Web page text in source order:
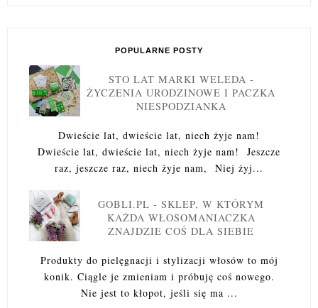
POPULARNE POSTY
STO LAT MARKI WELEDA -
ŻYCZENIA URODZINOWE I PACZKA
NIESPODZIANKA
Dwieście lat, dwieście lat, niech żyje nam!
Dwieście lat, dwieście lat, niech żyje nam! Jeszcze
raz, jeszcze raz, niech żyje nam, Niej żyj...
GOBLI.PL - SKLEP, W KTÓRYM
KAŻDA WŁOSOMANIACZKA
ZNAJDZIE COŚ DLA SIEBIE
Produkty do pielęgnacji i stylizacji włosów to mój
konik. Ciągle je zmieniam i próbuję coś nowego.
Nie jest to kłopot, jeśli się ma ...